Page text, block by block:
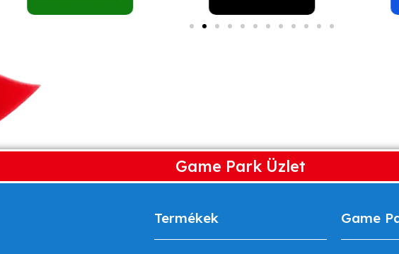
Game Park Üzlet
Termékek Game